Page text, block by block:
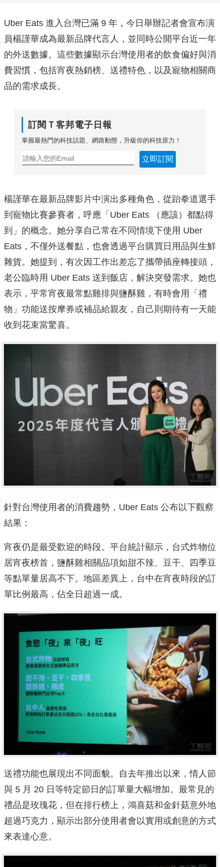
Uber Eats 進入台灣已滿 9 年，今日舉辦記者會宣布演
員楊謹華成為最新品牌代言人，並同時公開平台近一年
的外送數據。這些數據顯示台灣使用者的飲食偏好與消
費習慣，包括宵夜熱銷榜、送禮特色，以及寵物相關商
品的需求成長。
訂閱Ｔ客邦電子日報
掌握最熱門的科技話題、網路動態，升級你的科技原力！
立即訂閱
楊謹華在最新品牌影片中演出多種角色，從跆拳道選手
到寵物比賽參賽者，呼應「Uber Eats （應該）都點得
到」的概念。她分享自己常在不同情境下使用 Uber
Eats，不僅外送餐點，也會透過平台購買日用品與生鮮
雜貨。她提到，有次因工作出差忘了攜帶插座轉接頭，
老公臨時用 Uber Eats 送到飯店，解決突發需求。她也
表示，平常宵夜最常點雞排與鹽酥雞，有時會用「禮
物」功能送按摩券或補品給親友，自己則期待有一天能
收到花束當驚喜。
針對台灣使用者的消費趨勢，Uber Eats 公布以下觀察
結果：
宵夜仍是最受歡迎的時段。平台統計顯示，台式炸物位
居宵夜榜首，鹽酥雞相關品項如甜不辣、豆干、四季豆
等點單量居高不下。地區差異上，台中在宵夜時段的訂
單比例最高，佔全日超過一成。
送禮功能也展現出不同面貌。自去年推出以來，情人節
與 5 月 20 日等特定節日的訂單量大幅增加。最常見的
禮品是玫瑰花，但在排行榜上，鴻喜菇和金針菇意外地
超過巧克力，顯示出部分使用者會以實用或創意的方式
來表達心意。